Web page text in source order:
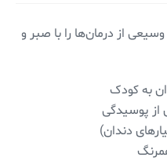
از درمان‌ها را با صبر و
به کودک
از پوسیدگی
دندان)